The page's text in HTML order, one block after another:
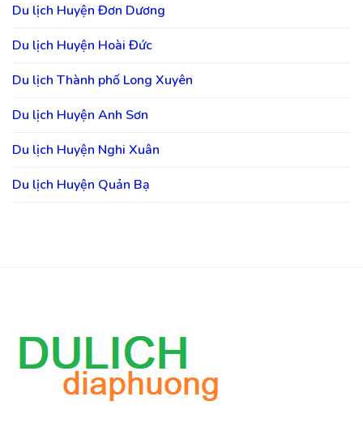
Du lịch Huyện Đơn Dương
Du lịch Huyện Hoài Đức
Du lịch Thành phố Long Xuyên
Du lịch Huyện Anh Sơn
Du lịch Huyện Nghi Xuân
Du lịch Huyện Quản Bạ